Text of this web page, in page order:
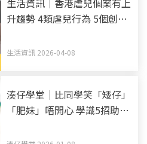
生活資訊｜香港虐兒個案有上
升趨勢 4類虐兒行為 5個創傷
生活資訊 2026-04-08
湊仔學堂｜比同學笑「矮仔」
「肥妹」唔開心 學識5招助孩